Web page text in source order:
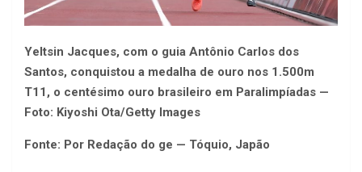
Yeltsin Jacques, com o guia Antônio Carlos dos
Santos, conquistou a medalha de ouro nos 1.500m
T11, o centésimo ouro brasileiro em Paralimpíadas —
Foto: Kiyoshi Ota/Getty Images
Fonte: Por Redação do ge — Tóquio, Japão